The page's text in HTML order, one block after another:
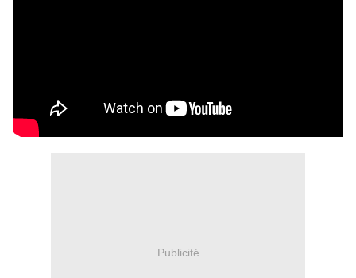
Publicité